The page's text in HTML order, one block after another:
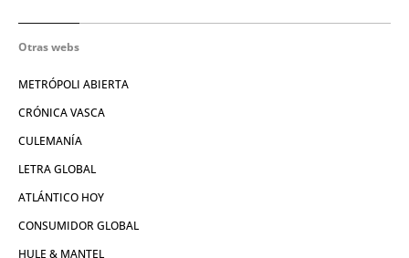
Otras webs
METRÓPOLI ABIERTA
CRÓNICA VASCA
CULEMANÍA
LETRA GLOBAL
ATLÁNTICO HOY
CONSUMIDOR GLOBAL
HULE & MANTEL